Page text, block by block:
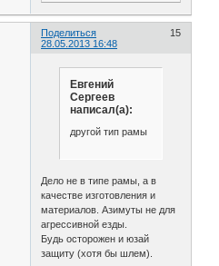
Поделиться
15
28.05.2013 16:48
Евгений
Сергеев
написал(а):
другой тип рамы
Дело не в типе рамы, а в
качестве изготовления и
материалов. Азимуты не для
агрессивной езды.
Будь осторожен и юзай
защиту (хотя бы шлем).